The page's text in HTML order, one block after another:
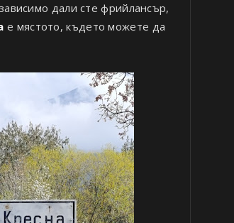
дали сте фрийлансър,
е мястото, където можете да